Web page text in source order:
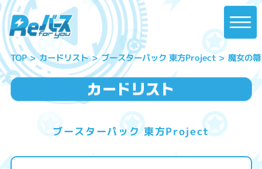
TOP カードリスト ブースターパック 東方Project 魔女の
ブースターパック 東方Project